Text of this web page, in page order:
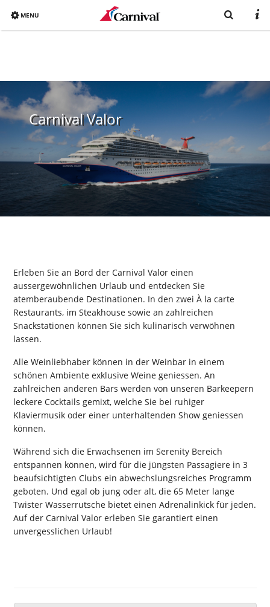
Bereits gebucht?
Reiseziele
Buchen
Schiffe
Urlaub mit Carnival
Katalog
MENU
Carnival Valor
Erleben Sie an Bord der Carnival Valor einen
aussergewöhnlichen Urlaub und entdecken Sie
atemberaubende Destinationen. In den zwei À la carte
Restaurants, im Steakhouse sowie an zahlreichen
Snackstationen können Sie sich kulinarisch verwöhnen
lassen.
Alle Weinliebhaber können in der Weinbar in einem
schönen Ambiente exklusive Weine geniessen. An
zahlreichen anderen Bars werden von unseren Barkeepern
leckere Cocktails gemixt, welche Sie bei ruhiger
Klaviermusik oder einer unterhaltenden Show geniessen
können.
Während sich die Erwachsenen im Serenity Bereich
entspannen können, wird für die jüngsten Passagiere in 3
beaufsichtigten Clubs ein abwechslungsreiches Programm
geboten. Und egal ob jung oder alt, die 65 Meter lange
Twister Wasserrutsche bietet einen Adrenalinkick für jeden.
Auf der Carnival Valor erleben Sie garantiert einen
unvergesslichen Urlaub!